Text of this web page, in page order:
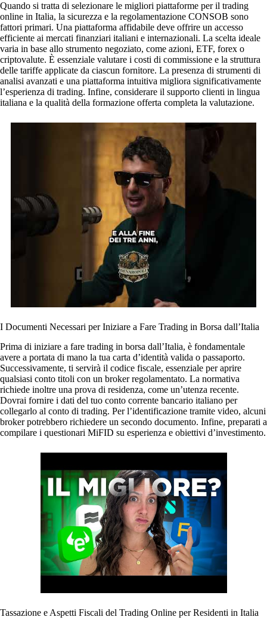
Quando si tratta di selezionare le migliori piattaforme per il trading
online in Italia, la sicurezza e la regolamentazione CONSOB sono
fattori primari. Una piattaforma affidabile deve offrire un accesso
efficiente ai mercati finanziari italiani e internazionali. La scelta ideale
varia in base allo strumento negoziato, come azioni, ETF, forex o
criptovalute. È essenziale valutare i costi di commissione e la struttura
delle tariffe applicate da ciascun fornitore. La presenza di strumenti di
analisi avanzati e una piattaforma intuitiva migliora significativamente
l’esperienza di trading. Infine, considerare il supporto clienti in lingua
italiana e la qualità della formazione offerta completa la valutazione.
I Documenti Necessari per Iniziare a Fare Trading in Borsa dall’Italia
Prima di iniziare a fare trading in borsa dall’Italia, è fondamentale
avere a portata di mano la tua carta d’identità valida o passaporto.
Successivamente, ti servirà il codice fiscale, essenziale per aprire
qualsiasi conto titoli con un broker regolamentato. La normativa
richiede inoltre una prova di residenza, come un’utenza recente.
Dovrai fornire i dati del tuo conto corrente bancario italiano per
collegarlo al conto di trading. Per l’identificazione tramite video, alcuni
broker potrebbero richiedere un secondo documento. Infine, preparati a
compilare i questionari MiFID su esperienza e obiettivi d’investimento.
Tassazione e Aspetti Fiscali del Trading Online per Residenti in Italia